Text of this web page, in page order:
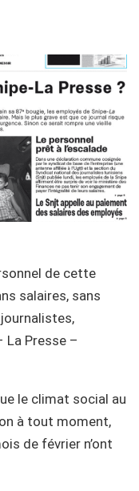
de cette
salaires, sans
La Presse –
le climat social au
à tout moment,
de février n’ont